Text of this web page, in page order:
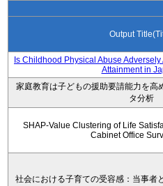
Output
Is Childhood Physical Abuse
Attainment in
家庭教育は子どもの援助要請能力を高
タ分析
SHAP-Value Clustering of Life
Cabinet Office
社会における子育ての受容感：当事者